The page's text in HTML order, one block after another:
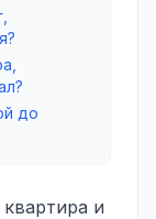
до
и